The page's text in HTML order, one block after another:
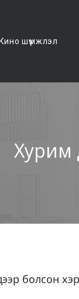
Кино шүүмжлэл
Хурим
болсон